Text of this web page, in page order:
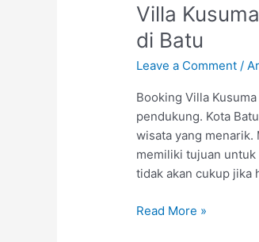
Villa
di Batu
Leave a Comment /
Booking Villa
pendukung. Kota
wisata yang menarik.
memiliki tujuan
tidak akan cukup jika
Pinus
Batu-
Pilihan
Terbaik
Villa
di
Batu
Read More »